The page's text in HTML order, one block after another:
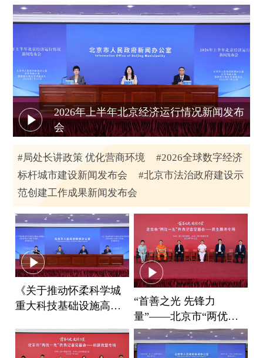
2026.07.04
市政府党组召开会议 传达学习习
立105周年大会上的重要讲话精
神 殷勇主持
2026.07.01
市政府召开常务会议 研究进一步
加强2026年防汛工作等事项 市长
殷勇主持会议
2026.06.24
市政府召开常务会议 研究“十五
五”时期新型能源体系建设等事项
市长殷勇主持会议
2026.06.19
市政府党组召开会议 研究部署进
一步加强2026年防汛工作 殷勇主
持
2026.06.18
市政府召开常务会议 研究“幼有
所育”工作推进情况等事项 市长
殷勇主持会议
06.12
市政府召开常务会议 研究“十五
2026年上半年北京经济运行情况新闻发布
会
#局处长讲政策 优化营商环境
#2026全球数字经济
标杆城市建设新闻发布会
#北京市法治政府建设示
范创建工作成果新闻发布会
《关于推动怀柔科学城
重大科技基础设施高效
新闻发布会
“首善之光 先锋力
量”——北京市“两优一
先”代表记者见面会（民
生服务专场）